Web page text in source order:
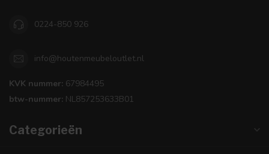
0224-850 926
info@houtenmeubeloutlet.nl
KVK nummer: 67984495
btw-nummer: NL857253633B01
Categorieën